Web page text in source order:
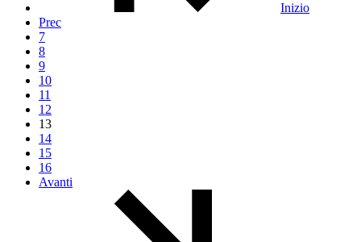
Inizio
Prec
7
8
9
10
11
12
13
14
15
16
Avanti